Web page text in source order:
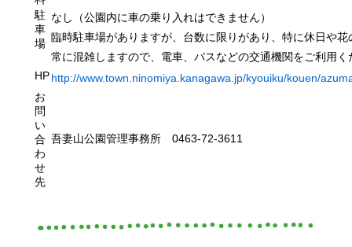
駐
車
場
なし（公園内に車の乗り入れはできません）
臨時駐車場がありますが、台数に限りがあり、特に休日や
常に混雑しますので、電車、バスなどの交通機関をご利用く
HP http://www.town.ninomiya.kanagawa.jp/kyouiku/kouen/
お
問
い
合
わ
せ
先
吾妻山公園管理事務所0463-72-3611